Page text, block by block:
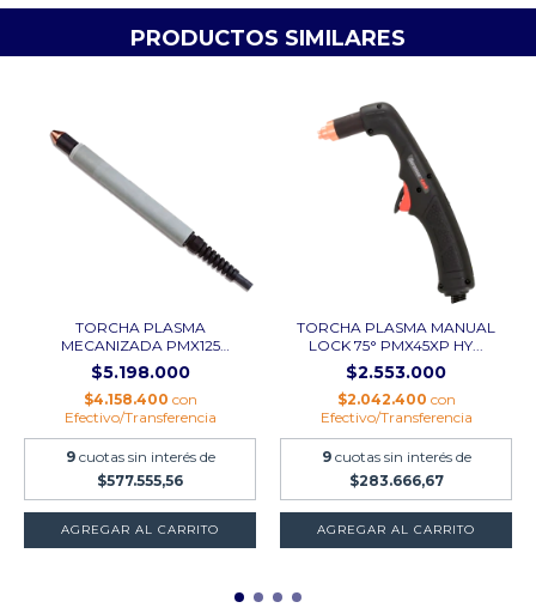
PRODUCTOS SIMILARES
TORCHA PLASMA
MECANIZADA PMX125
HYPERTHE...
$5.198.000
$4.158.400 con
Efectivo/Transferencia
9 cuotas sin interés de
$577.555,56
AGREGAR AL CARRITO
TORCHA PLASMA MANUAL
LOCK 75° PMX45XP HY...
$2.553.000
$2.042.400 con
Efectivo/Transferencia
9 cuotas sin interés de
$283.666,67
AGREGAR AL CARRITO